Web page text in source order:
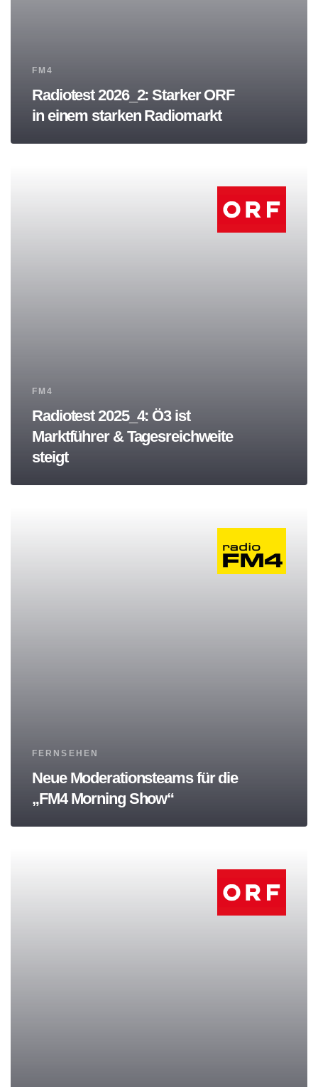
Tags
FM4
Radiotest 2026_2: Starker ORF
in einem starken Radiomarkt
Tags
FM4
Radiotest 2025_4: Ö3 ist
Marktführer & Tagesreichweite
steigt
Tags
FERNSEHEN
Neue Moderationsteams für die
„FM4 Morning Show“